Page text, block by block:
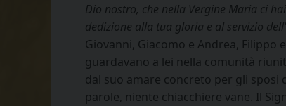
Dio nostro, che nella Vergine Maria ci
dedizione alla tua gloria e al servizio
Giovanni, Giacomo e Andrea, Filippo
guardavano a lei nella comunità
dal suo amare concreto per gli sposi
parole, niente chiacchiere vane. Il